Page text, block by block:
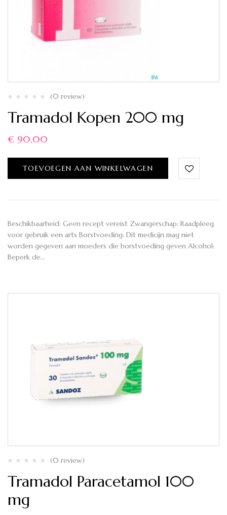
(0 review)
Tramadol Kopen 200 mg
€ 90,00
TOEVOEGEN AAN WINKELWAGEN
Beschikbaarheid: Geen recept vereist Zwangerschap: Raadpleeg
voor gebruik een arts Borstvoeding: Dit medicijn mag niet
worden gegeven aan moeders die borstvoeding geven Alcohol:
Beperk de…
(0 review)
Tramadol Paracetamol 100
mg